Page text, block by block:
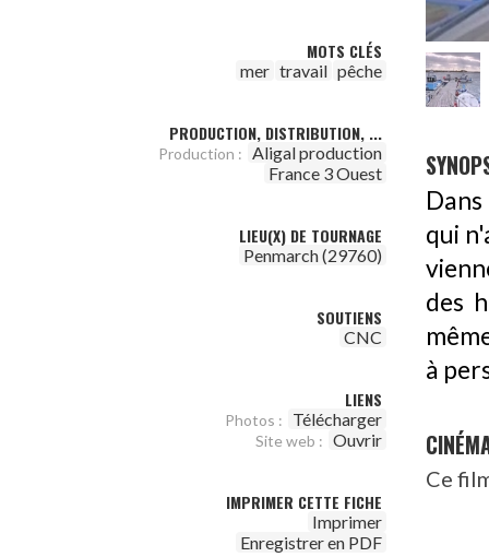
MOTS CLÉS
mer travail pêche
PRODUCTION, DISTRIBUTION, ...
Production : Aligal production
France 3 Ouest
LIEU(X) DE TOURNAGE
Penmarch (29760)
SOUTIENS
CNC
LIENS
Photos : Télécharger
Site web : Ouvrir
IMPRIMER CETTE FICHE
Imprimer
Enregistrer en PDF
qui
des
à
Ce